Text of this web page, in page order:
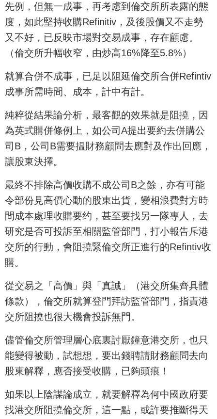
先例，但無一成事，再考慮到倫交所所表露的態
度，如此堅持收購Refinitiv，及後股價又不走勢
又不好，已反映市場對交易成事，存在顧慮。
（倫交所升幅收窄，由炒高16%降至5.8%）
就算合併不成事，已足以阻延倫交所合併Refintiv
成事所需時間、成本，計中有計。
純粹從結果論分析，最客觀的效果就是阻撓，因
為英式購併條例上，如公司A提出要約去併購公
司B，公司B需要揾財務顧問去應對及作出回應，
讓股東決擇。
最終不排除高價收購不成公司B之餘，亦有可能
令部份見高價心動的股東出貨，變相浪費對方時
間成本處理收購要约，甚至要找另一隊專人，去
研究是否可投訴至相關監管部門，打小報告斥港
交所的行動，會阻撓緊倫交所正進行的Refintiv收
購。
從交易之「高價」與「真誠」（港交所集齊具體
條款），倫交所就算登門拜訪監管部門，指責港
交所阻撓也很大機會投訴無門。
儘管倫交所管理層心底裏討厭鐘意港交所，也只
能變得被動，試想想，要出錢聘請財務顧問去向
股東解釋，應否接受收購，已夠頭痕！
如果以上陰謀論成立，就要解釋為何中國政府要
找港交所阻撓倫交所，這一點，或許要推斷得天